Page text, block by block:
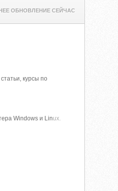
ОБНОВЛЕНИЕ СЕЙЧАС
курсы по
Windows и Linux.